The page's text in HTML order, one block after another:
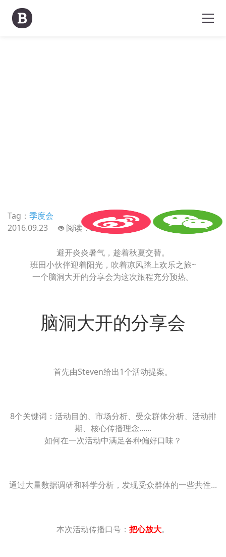
Tag： 季度会
2016.09.23
阅读：2900
避开炎炎暑气，趁着秋夏交替。
班田小伙伴迎着阳光，吹着凉风踏上欢乐之旅~
一个脑洞大开的分享会为这次旅程充分预热。
脑洞大开的分享会
首先由Steven给出1个活动提案。
8个关键词：活动目的、市场分析、受众群体分析、活动排
期、核心传播理念......
如何在一次活动中满足各种偏好口味？
通过大量数据调研和科学分析，发现受众群体的一些共性...
本次活动传播口号： 把心放大。